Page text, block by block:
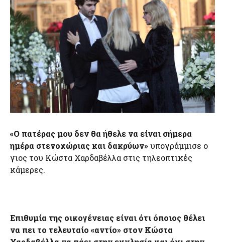
«Ο πατέρας μου δεν θα ήθελε να είναι σήμερα
ημέρα στενοχώριας και δακρύων»υπογράμμισε ο
γιος του Κώστα Χαρδαβέλλα στις τηλεοπτικές
κάμερες.
Επιθυμία της οικογένειας είναι ότι όποιος θέλει
να πει το τελευταίο «αντίο» στον Κώστα